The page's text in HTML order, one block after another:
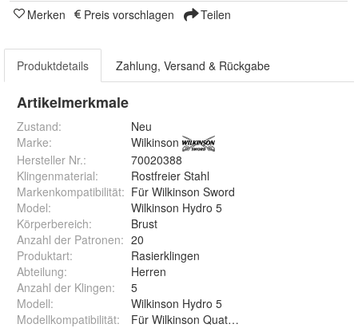
Merken Preis vorschlagen Teilen
Produktdetails Zahlung, Versand & Rückgabe
Artikelmerkmale
Zustand:
Neu
Marke:
Wilkinson
Hersteller Nr.:
70020388
Klingenmaterial:
Rostfreier Stahl
Markenkompatibilität:
Für Wilkinson Sword
Model:
Wilkinson Hydro 5
Körperbereich:
Brust
Anzahl der Patronen: 20
Produktart:
Rasierklingen
Abteilung:
Herren
Anzahl der Klingen:
5
Modell:
Wilkinson Hydro 5
Modellkompatibilität: Für Wilkinson Quattro